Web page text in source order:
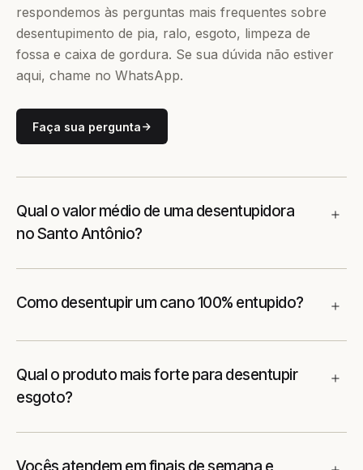
respondemos às perguntas mais frequentes sobre
desentupimento de pia, ralo, esgoto, limpeza de
fossa e caixa de gordura. Se sua dúvida não estiver
aqui, chame no WhatsApp.
Faça sua pergunta
Qual o valor médio de uma desentupidora
no Santo Antônio?
Como desentupir um cano 100% entupido?
Qual o produto mais forte para desentupir
esgoto?